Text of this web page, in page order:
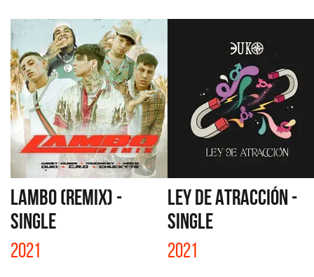
LAMBO (REMIX) -
SINGLE
2021
LEY DE ATRACCIÓN -
SINGLE
2021